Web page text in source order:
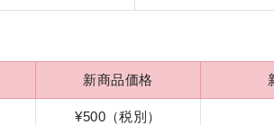
新商品価格
¥500（税別）